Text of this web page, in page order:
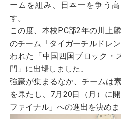
対象者別
受験生の方へ
ームを組み、日本一を争う
す。
この度、本校PC部2年の川上
のチーム「タイガーチルドレ
われた「中国四国ブロック・
門」に出場しました。
強豪が集まるなか、チームは
を果たし、7月20日（月）に
ファイナル」への進出を決めま